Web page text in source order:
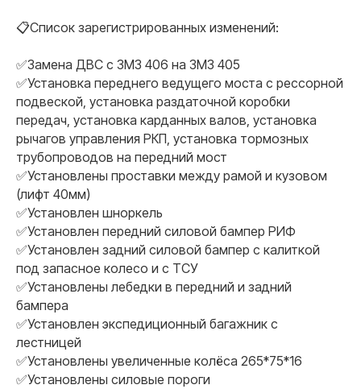
📋Список зарегистрированных изменений:
✅Замена ДВС с ЗМЗ 406 на ЗМЗ 405
✅Установка переднего ведущего моста с рессорной
подвеской, установка раздаточной коробки
передач, установка карданных валов, установка
рычагов управления РКП, установка тормозных
трубопроводов на передний мост
✅Установлены проставки между рамой и кузовом
(лифт 40мм)
✅Установлен шноркель
✅Установлен передний силовой бампер РИФ
✅Установлен задний силовой бампер с калиткой
под запасное колесо и с ТСУ
✅Установлены лебедки в передний и задний
бампера
✅Установлен экспедиционный багажник с
лестницей
✅Установлены увеличенные колёса 265*75*16
✅Установлены силовые пороги